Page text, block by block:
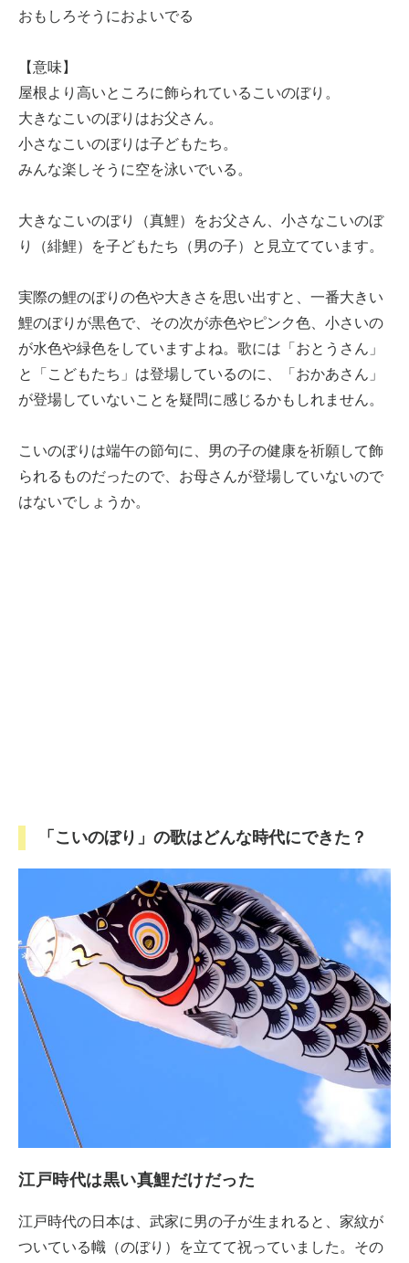
おもしろそうにおよいでる
【意味】
屋根より高いところに飾られているこいのぼり。
大きなこいのぼりはお父さん。
小さなこいのぼりは子どもたち。
みんな楽しそうに空を泳いでいる。
大きなこいのぼり（真鯉）をお父さん、小さなこいのぼ
り（緋鯉）を子どもたち（男の子）と見立てています。
実際の鯉のぼりの色や大きさを思い出すと、一番大きい
鯉のぼりが黒色で、その次が赤色やピンク色、小さいの
が水色や緑色をしていますよね。歌には「おとうさん」
と「こどもたち」は登場しているのに、「おかあさん」
が登場していないことを疑問に感じるかもしれません。
こいのぼりは端午の節句に、男の子の健康を祈願して飾
られるものだったので、お母さんが登場していないので
はないでしょうか。
「こいのぼり」の歌はどんな時代にできた？
江戸時代は黒い真鯉だけだった
江戸時代の日本は、武家に男の子が生まれると、家紋が
ついている幟（のぼり）を立てて祝っていました。その